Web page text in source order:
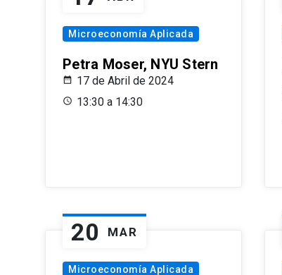
Microeconomía Aplicada
Petra Moser, NYU Stern
17 de Abril de 2024
13:30 a 14:30
20 MAR
Microeconomía Aplicada